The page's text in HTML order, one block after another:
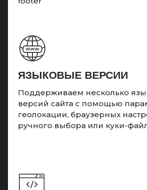
ЯЗЫКОВЫЕ ВЕРСИИ
Поддерживаем несколько
версий сайта с помощью
геолокации, браузерных
ручного выбора или куки-